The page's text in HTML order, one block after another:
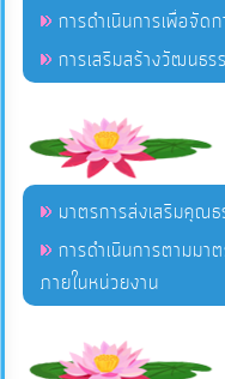
การดำเนินการเพื่อจัด
การเสริมสร้างวัฒนธร
มาตรการส่งเสริมคุณธ
การดำเนินการตามมา
ภายในหน่วยงาน